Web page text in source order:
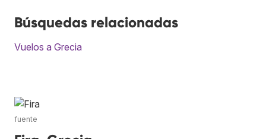
Búsquedas relacionadas
Vuelos a Grecia
fuente